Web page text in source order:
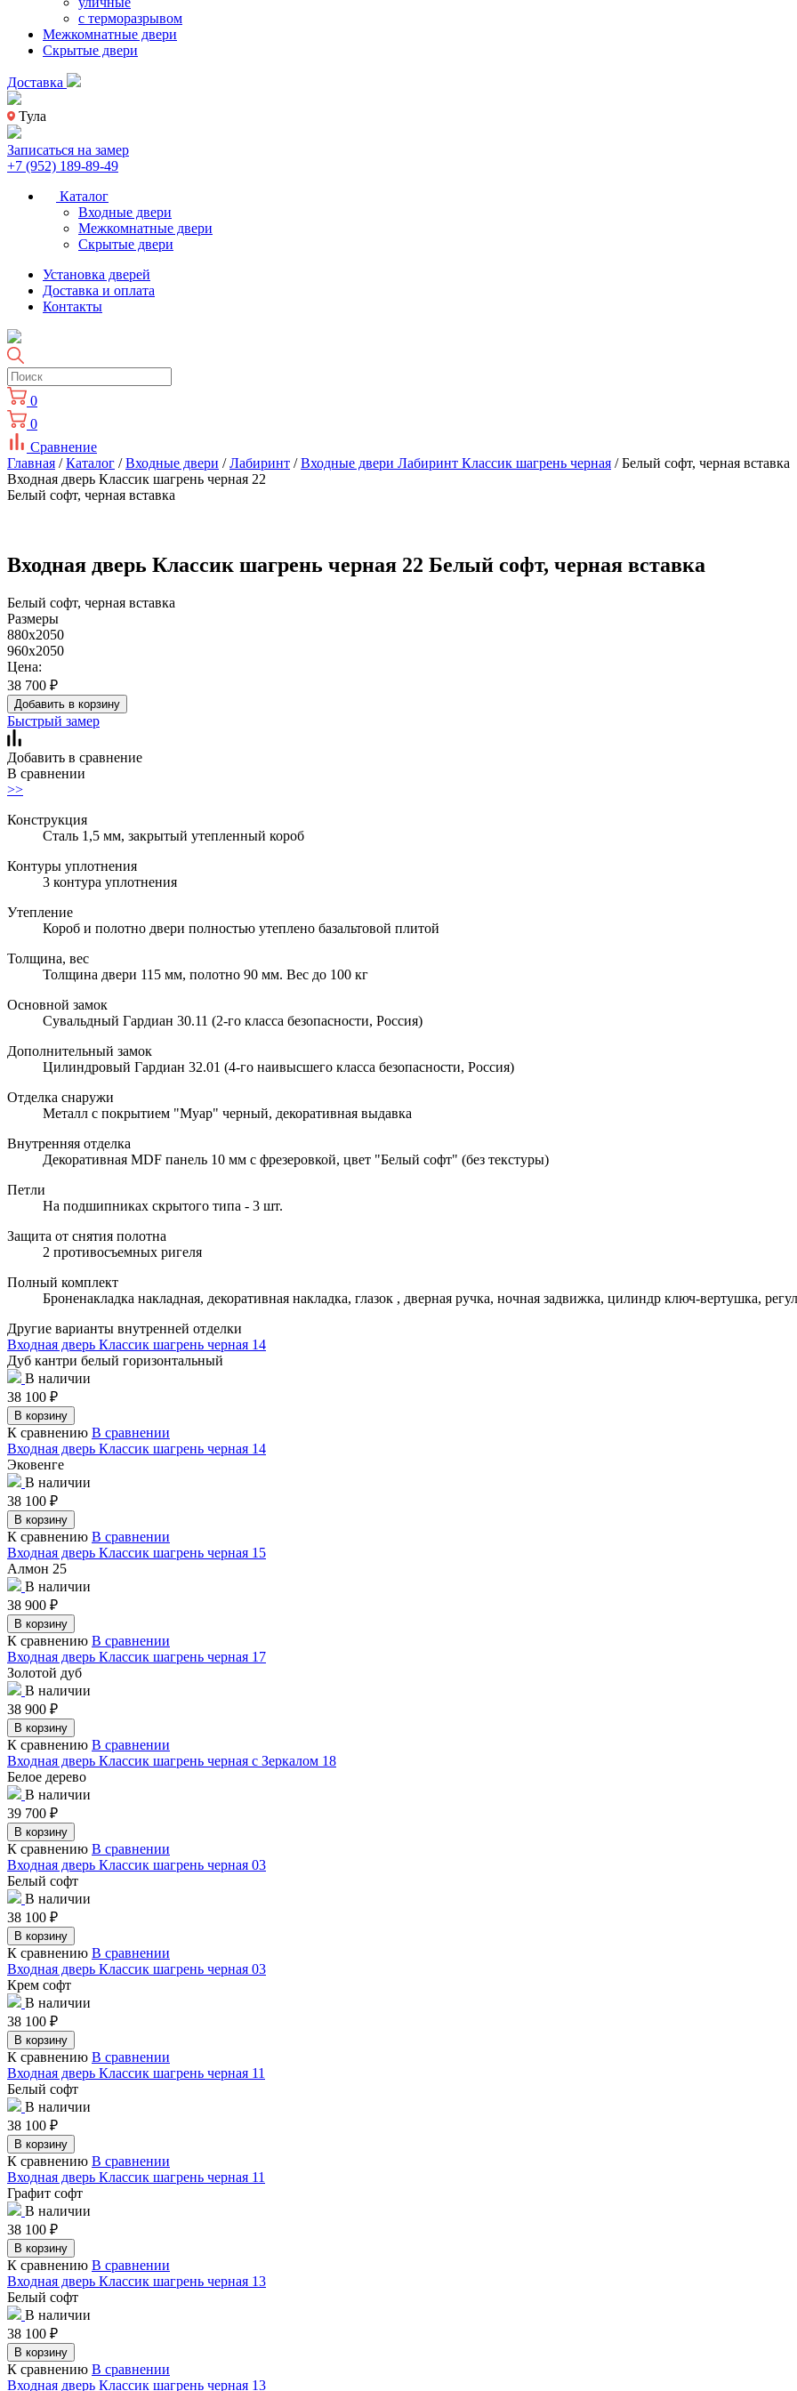
с терморазрывом
Межкомнатные двери
Скрытые двери
Доставка
Тула
Записаться на замер
+7 (952) 189-89-49
Каталог
Входные двери
Межкомнатные двери
Скрытые двери
Установка дверей
Доставка и оплата
Контакты
0
0
Сравнение
Главная /Каталог /Входные двери /Лабиринт /Входные двери Лабиринт Классик шагрень черная / Белый софт, черная вставка
Входная дверь Классик шагрень черная 22
Белый софт, черная вставка
Входная дверь Классик шагрень черная 22 Белый софт, черная вставка
Белый софт, черная вставка
Размеры
880x2050
960x2050
Цена:
38 700 ₽
Добавить в корзину
Быстрый замер
Добавить в сравнение
В сравнении
>>
Конструкция
Сталь 1,5 мм, закрытый утепленный короб
Контуры уплотнения
3 контура уплотнения
Утепление
Короб и полотно двери полностью утеплено базальтовой плитой
Толщина, вес
Толщина двери 115 мм, полотно 90 мм. Вес до 100 кг
Основной замок
Сувальдный Гардиан 30.11 (2-го класса безопасности, Россия)
Дополнительный замок
Цилиндровый Гардиан 32.01 (4-го наивысшего класса безопасности, Россия)
Отделка снаружи
Металл с покрытием "Муар" черный, декоративная выдавка
Внутренняя отделка
Декоративная MDF панель 10 мм с фрезеровкой, цвет "Белый софт" (без текстуры)
Петли
На подшипниках скрытого типа - 3 шт.
Защита от снятия полотна
2 противосъемных ригеля
Полный комплект
Броненакладка накладная, декоративная накладка, глазок , дверная ручка, ночная задвижка, цилиндр ключ-вертушка,
Другие варианты внутренней отделки
Входная дверь Классик шагрень черная 14
Дуб кантри белый горизонтальный
В наличии
38 100 ₽
В корзину
К сравнению В сравнении
Входная дверь Классик шагрень черная 14
Эковенге
В наличии
38 100 ₽
В корзину
К сравнению В сравнении
Входная дверь Классик шагрень черная 15
Алмон 25
В наличии
38 900 ₽
В корзину
К сравнению В сравнении
Входная дверь Классик шагрень черная 17
Золотой дуб
В наличии
38 900 ₽
В корзину
К сравнению В сравнении
Входная дверь Классик шагрень черная с Зеркалом 18
Белое дерево
В наличии
39 700 ₽
В корзину
К сравнению В сравнении
Входная дверь Классик шагрень черная 03
Белый софт
В наличии
38 100 ₽
В корзину
К сравнению В сравнении
Входная дверь Классик шагрень черная 03
Крем софт
В наличии
38 100 ₽
В корзину
К сравнению В сравнении
Входная дверь Классик шагрень черная 11
Белый софт
В наличии
38 100 ₽
В корзину
К сравнению В сравнении
Входная дверь Классик шагрень черная 11
Графит софт
В наличии
38 100 ₽
В корзину
К сравнению В сравнении
Входная дверь Классик шагрень черная 13
Белый софт
В наличии
38 100 ₽
В корзину
К сравнению В сравнении
Входная дверь Классик шагрень черная 13